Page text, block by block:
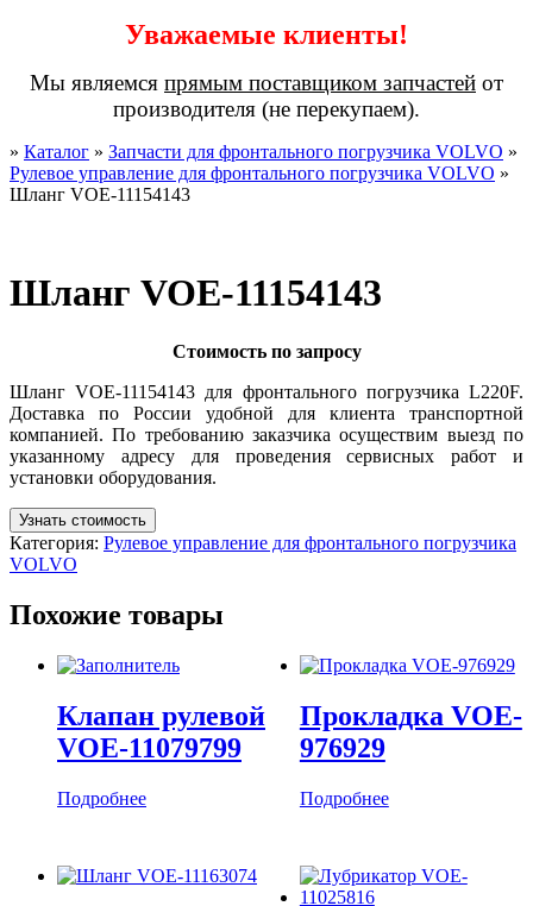
Уважаемые клиенты!
Мы являемся прямым поставщиком запчастей от
производителя (не перекупаем).
» Каталог » Запчасти для фронтального погрузчика VOLVO »
Рулевое управление для фронтального погрузчика VOLVO »
Шланг VOE-11154143
Шланг VOE-11154143
Стоимость по запросу
Шланг VOE-11154143 для фронтального погрузчика L220F.
Доставка по России удобной для клиента транспортной
компанией. По требованию заказчика осуществим выезд по
указанному адресу для проведения сервисных работ и
установки оборудования.
Узнать стоимость
Категория: Рулевое управление для фронтального погрузчика
VOLVO
Похожие товары
Клапан рулевой
VOE-11079799
Подробнее
Прокладка VOE-
976929
Подробнее